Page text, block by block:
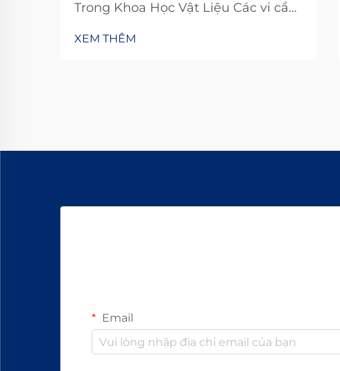
Trong Khoa Học Vật Liệu Các vi cầu
polymer nhỏ có khả năng nở ra khi
XEM THÊM
Email